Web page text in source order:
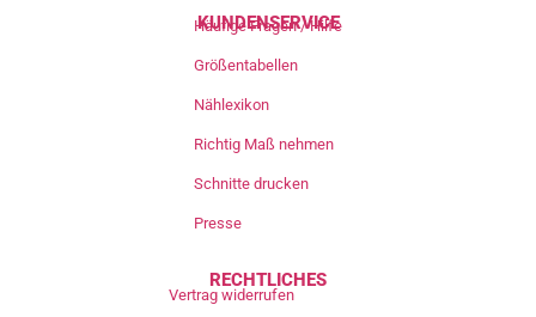
KUNDENSERVICE
Häufige Fragen / Hilfe
Größentabellen
Nählexikon
Richtig Maß nehmen
Schnitte drucken
Presse
RECHTLICHES
Vertrag widerrufen